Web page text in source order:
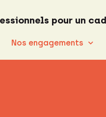
pour un
Nos engagements